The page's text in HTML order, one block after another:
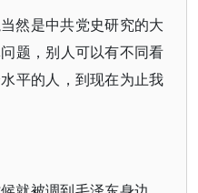
然是中共党史研究的大
题，别人可以有不同看
平的人，到现在为止我